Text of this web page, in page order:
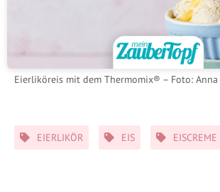
Eierliköreis mit dem Thermomix® – Foto: Anna
Schlagwörter
EIERLIKÖR EIS EISCREME